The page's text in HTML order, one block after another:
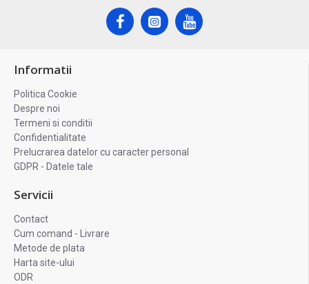
Informatii
Politica Cookie
Despre noi
Termeni si conditii
Confidentialitate
Prelucrarea datelor cu caracter personal
GDPR - Datele tale
Servicii
Contact
Cum comand - Livrare
Metode de plata
Harta site-ului
ODR